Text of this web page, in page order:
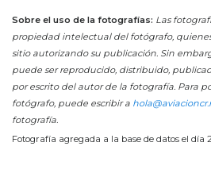
Sobre el uso de la fotografías: Las
propiedad intelectual del fotógrafo,
sitio autorizando su publicación. Sin
puede ser reproducido, distribuido,
por escrito del autor de la fotografía. Para
fotógrafo, puede escribir a
fotografía.
Fotografía agregada a la base de datos el día